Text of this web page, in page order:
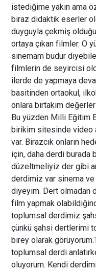
istediğime yakın ama
biraz didaktik eserler
duyguyla çekmiş
ortaya çıkan filmler. O
sinemam budur
filmlerin de seyircisi
ilerde de yapmaya
basitinden ortaokul,
onlara birtakım
Bu yüzden Milli Eğitim
birikim sitesinde video
var. Birazcık onların
için, daha derdi burada
düzeltmeliyiz der gibi
derdimiz var sinema
diyeyim. Dert olmadan
film yapmak
toplumsal derdimiz
çünkü şahsi dertlerimi
birey olarak
toplumsal derdi
oluyorum. Kendi